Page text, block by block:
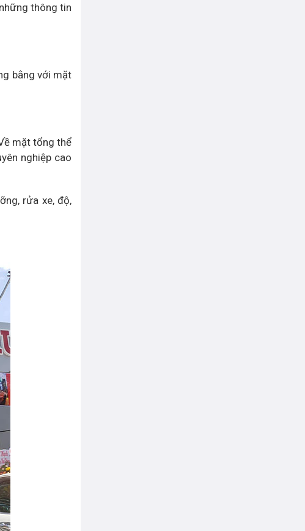
thông tin
bằng với mặt
mặt tổng thể
nghiệp cao
rửa xe, độ,